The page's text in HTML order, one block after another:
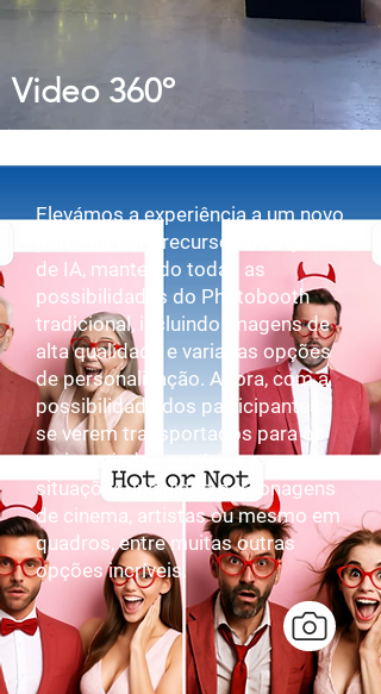
Video 360º
Elevámos a experiência a um novo
patamar com recursos avançados
de IA, mantendo todas as
possibilidades do Photobooth
tradicional, incluindo imagens de
alta qualidade e variadas opções
de personalização. Agora, com a
possibilidade dos participantes
se verem transportados para os
mais variados cenários e
situações, incluindo personagens
de cinema, artistas ou mesmo em
quadros, entre muitas outras
opções incríveis.